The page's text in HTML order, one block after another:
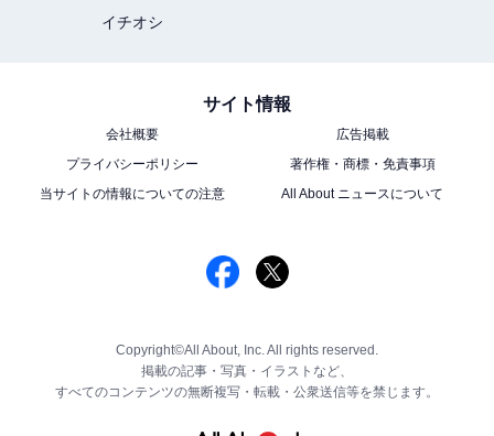
イチオシ
サイト情報
会社概要
広告掲載
プライバシーポリシー
著作権・商標・免責事項
当サイトの情報についての注意
All About ニュースについて
Copyright©All About, Inc. All rights reserved.
掲載の記事・写真・イラストなど、
すべてのコンテンツの無断複写・転載・公衆送信等を禁じます。